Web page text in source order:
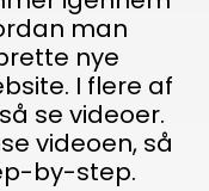
man
nye
I flere af
se videoer.
videoen, så
by-step.